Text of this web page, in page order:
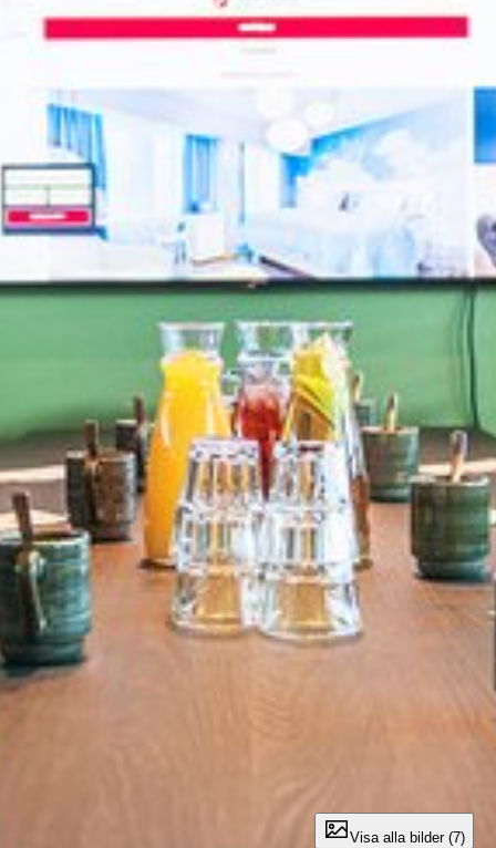
Visa alla bilder (7)